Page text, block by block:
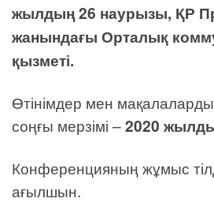
жылдың 26 наурызы, ҚР
жанындағы Орталық
қызметі.
Өтінімдер мен
соңғы мерзімі –2020
Конференцияның жұмыс
ағылшын.